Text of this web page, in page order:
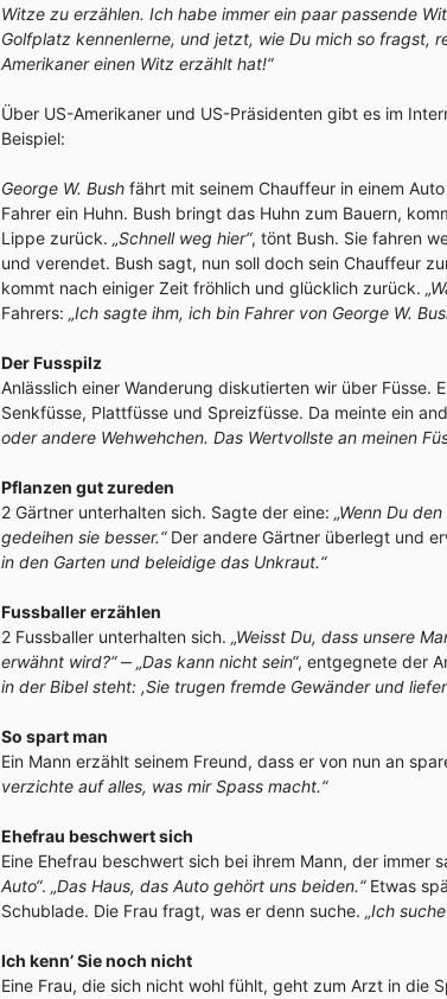
Witze zu erzählen. Ich habe immer ein paar passende
Golfplatz kennenlerne, und jetzt, wie Du mich so fragst,
Amerikaner einen Witz erzählt hat!“
Über US-Amerikaner und US-Präsidenten gibt es im
Beispiel:
George W. Bush fährt mit seinem Chauffeur in einem
Fahrer ein Huhn. Bush bringt das Huhn zum Bauern,
Lippe zurück. „Schnell weg hier“, tönt Bush. Sie fahren
und verendet. Bush sagt, nun soll doch sein Chauffeur
kommt nach einiger Zeit fröhlich und glücklich zurück.
Fahrers: „Ich sagte ihm, ich bin Fahrer von George W.
Der Fusspilz
Anlässlich einer Wanderung diskutierten wir über Füsse.
Senkfüsse, Plattfüsse und Spreizfüsse. Da meinte ein
oder andere Wehwehchen. Das Wertvollste an meinen
Pflanzen gut zureden
2 Gärtner unterhalten sich. Sagte der eine: „Wenn Du
gedeihen sie besser.“Der andere Gärtner überlegt und
in den Garten und beleidige das Unkraut.“
Fussballer erzählen
2 Fussballer unterhalten sich. „Weisst Du, dass unsere
erwähnt wird?“‒ „Das kann nicht sein“, entgegnete der
in der Bibel steht: ,Sie trugen fremde Gewänder und liefen
So spart man
Ein Mann erzählt seinem Freund, dass er von nun an
verzichte auf alles, was mir Spass macht.“
Ehefrau beschwert sich
Eine Ehefrau beschwert sich bei ihrem Mann, der immer
Auto“. „Das Haus, das Auto gehört uns beiden.“Etwas
Schublade. Die Frau fragt, was er denn suche. „Ich
Ich kenn’ Sie noch nicht
Eine Frau, die sich nicht wohl fühlt, geht zum Arzt in die